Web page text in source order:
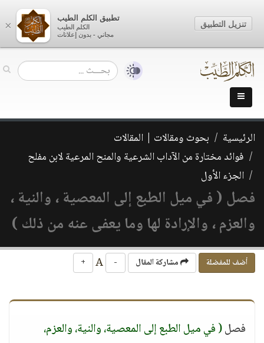
الرئيسية
بحوث ومقالات | المقالات
فوائد مختارة من الآداب الشرعية والمنح المرعية لابن مفلح
الجزء الأول
فصل ( في ميل الطبع إلى المعصية ، والنية ،
والعزم ، والإرادة لها وما يعفى عنه من ذلك )
أضف للمفضلة مشاركة المقال -
+
فصل( في ميل الطبع إلى المعصية، والنية، والعزم،
×
تطبيق الكلم الطيب
الكلم الطيب
مجاني - بدون إعلانات
تنزيل التطبيق